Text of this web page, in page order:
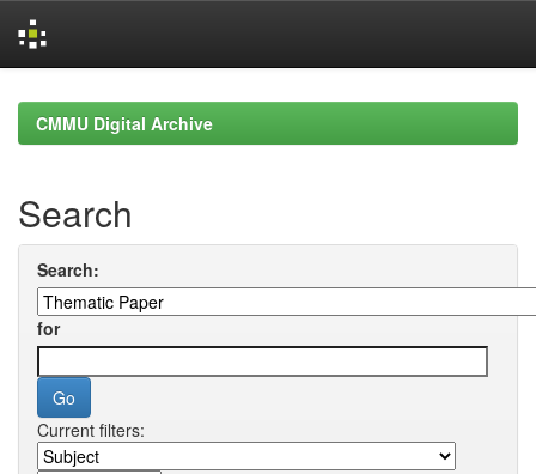
navigationCMMU Digital Archive
Search
Search:
for
Current filters: